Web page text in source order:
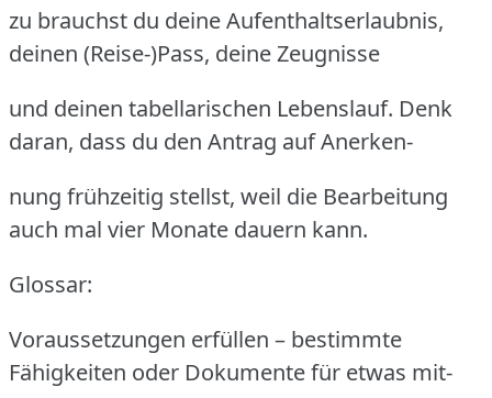
zu brauchst du deine Aufenthaltserlaubnis,
deinen (Reise-)Pass, deine Zeugnisse
und deinen tabellarischen Lebenslauf. Denk
daran, dass du den Antrag auf Anerken-
nung frühzeitig stellst, weil die Bearbeitung
auch mal vier Monate dauern kann.
Glossar:
Voraussetzungen erfüllen – bestimmte
Fähigkeiten oder Dokumente für etwas mit-